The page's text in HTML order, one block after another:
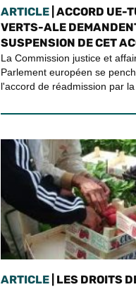
ARTICLE| ACCORD UE-
VERTS-ALE
SUSPENSION DE CET
La Commission justice et
Parlement européen se
l'accord de réadmission par la
ARTICLE| LES DROITS